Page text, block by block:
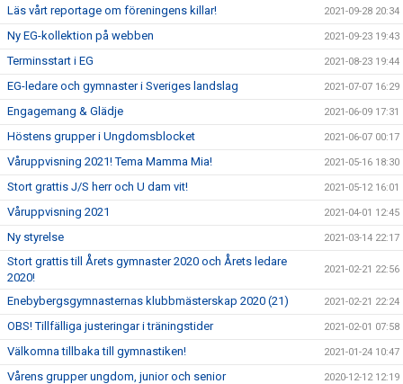
Läs vårt reportage om föreningens killar! 2021-09-28 20:34
Ny EG-kollektion på webben 2021-09-23 19:43
Terminsstart i EG 2021-08-23 19:44
EG-ledare och gymnaster i Sveriges landslag 2021-07-07 16:29
Engagemang & Glädje 2021-06-09 17:31
Höstens grupper i Ungdomsblocket 2021-06-07 00:17
Våruppvisning 2021! Tema Mamma Mia! 2021-05-16 18:30
Stort grattis J/S herr och U dam vit! 2021-05-12 16:01
Våruppvisning 2021 2021-04-01 12:45
Ny styrelse 2021-03-14 22:17
Stort grattis till Årets gymnaster 2020 och Årets ledare
2020!
2021-02-21 22:56
Enebybergsgymnasternas klubbmästerskap 2020 (21) 2021-02-21 22:24
OBS! Tillfälliga justeringar i träningstider 2021-02-01 07:58
Välkomna tillbaka till gymnastiken! 2021-01-24 10:47
Vårens grupper ungdom, junior och senior 2020-12-12 12:19